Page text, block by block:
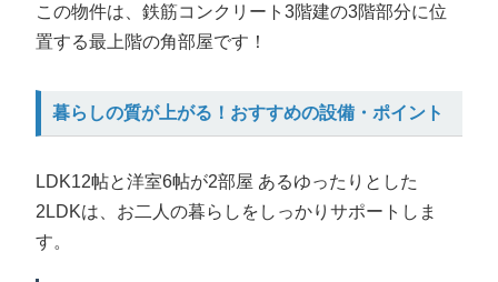
この物件は、鉄筋コンクリート3階建の3階部分に位
置する最上階の角部屋です！
暮らしの質が上がる！おすすめの設備・ポイント
LDK12帖と洋室6帖が2部屋 あるゆったりとした
2LDKは、お二人の暮らしをしっかりサポートしま
す。